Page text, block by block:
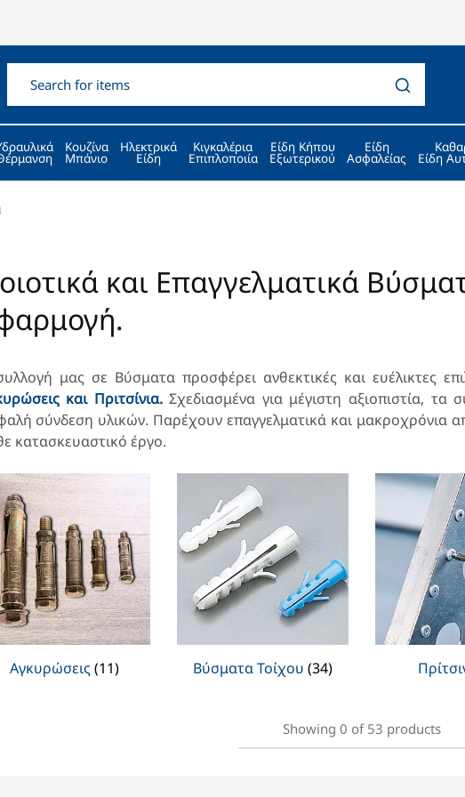
Κουζίνα
Μπάνιο
Ηλεκτρικά
Είδη
Κιγκαλέρια
Επιπλοποιία
Είδη Κήπου
Εξωτερικού
Είδη
Ασφαλείας Είδη
και Επαγγελματικά
μας σε Βύσματα προσφέρει ανθεκτικές και ευέλικτες
και Πριτσίνια.Σχεδιασμένα για μέγιστη αξιοπιστία,
σύνδεση υλικών. Παρέχουν επαγγελματικά και μακροχρόνια
κατασκευαστικό έργο.
Αγκυρώσεις (11) Βύσματα Τοίχου (34)
Showing 0 of 53 products